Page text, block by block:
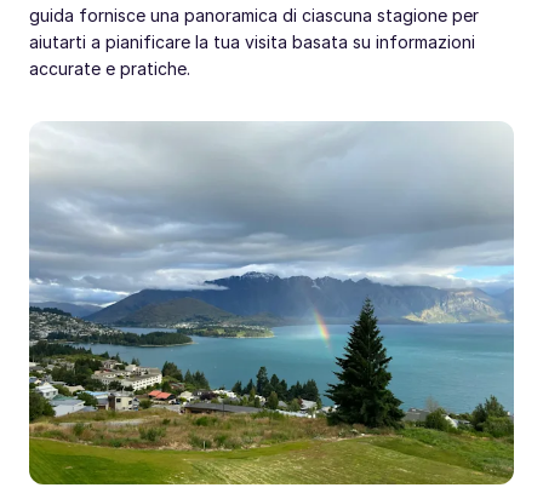
guida fornisce una panoramica di ciascuna stagione per
aiutarti a pianificare la tua visita basata su informazioni
accurate e pratiche.